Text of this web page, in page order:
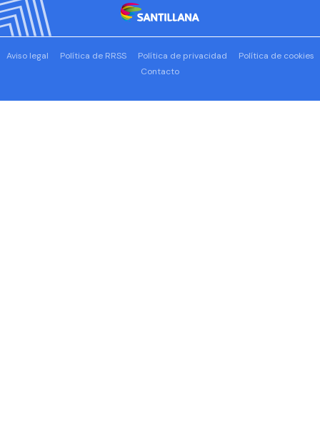
Aviso legal Política de RRSS Política de privacidad
Política de cookies
Contacto